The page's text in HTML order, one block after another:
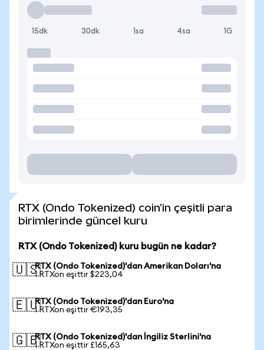
15dk 30dk 1sa 4sa 1G
RTX (Ondo Tokenized) coin'in çeşitli para
birimlerinde güncel kuru
RTX (Ondo Tokenized) kuru bugün ne kadar?
🇺🇸RTX (Ondo Tokenized)'dan Amerikan Doları'na
1 RTXon eşittir $223,04
🇪🇺RTX (Ondo Tokenized)'dan Euro'na
1 RTXon eşittir €193,35
🇬🇧RTX (Ondo Tokenized)'dan İngiliz Sterlini'na
1 RTXon eşittir £165,63